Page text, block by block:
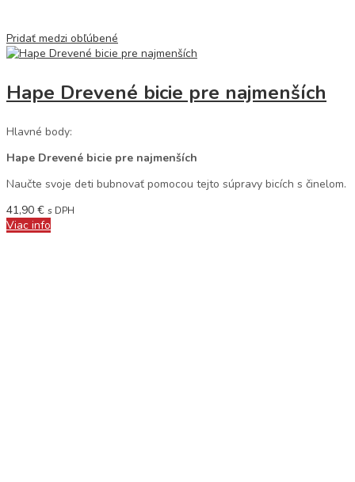
Pridať medzi obľúbené
Hape Drevené bicie pre najmenších
Hlavné body:
Hape Drevené bicie pre najmenších
Naučte svoje deti bubnovať pomocou tejto súpravy bicích s činelom.
41,90 € s DPH
Viac info